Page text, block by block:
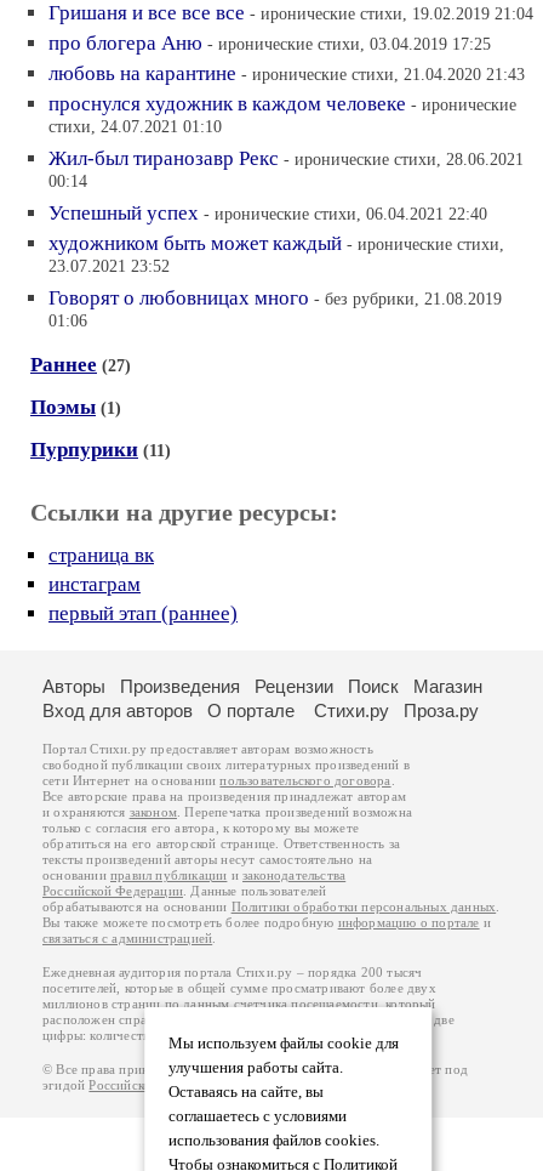
Гришаня и все все все - иронические стихи, 19.02.2019 21:04
про блогера Аню - иронические стихи, 03.04.2019 17:25
любовь на карантине - иронические стихи, 21.04.2020 21:43
проснулся художник в каждом человеке - иронические
стихи, 24.07.2021 01:10
Жил-был тиранозавр Рекс - иронические стихи, 28.06.2021
00:14
Успешный успех - иронические стихи, 06.04.2021 22:40
художником быть может каждый - иронические стихи,
23.07.2021 23:52
Говорят о любовницах много - без рубрики, 21.08.2019
01:06
Раннее (27)
Поэмы (1)
Пурпурики (11)
Ссылки на другие ресурсы:
страница вк
инстаграм
первый этап (раннее)
Мы используем файлы cookie для
улучшения работы сайта.
Оставаясь на сайте, вы
соглашаетесь с условиями
использования файлов cookies.
Чтобы ознакомиться с Политикой
Авторы Произведения Рецензии Поиск
Магазин
Вход для авторов
О портале Стихи.ру Проза.ру
Портал Стихи.ру предоставляет авторам возможность
свободной публикации своих литературных произведений в
сети Интернет на основаниипользовательского договора
Все авторские права на произведения принадлежат авторам
и охраняются законом . Перепечатка произведений возможна
только с согласия его автора, к которому вы можете
обратиться на его авторской странице. Ответственность за
тексты произведений авторы несут самостоятельно на
основанииправил публикации изаконодательства
Российской Федерации . Данные пользователей
обрабатываются на основании Политики обработки персональных данных
Вы также можете посмотреть более подробную информацию о портале и
связаться с администрацией
Ежедневная аудитория портала Стихи.ру – порядка 200 тысяч
посетителей, которые в общей сумме просматривают более двух
миллионов страниц по данным счетчика посещаемости, который
расположен справа от этого текста. В каждой графе указано по две
цифры: количество просмотров и количество посетителей.
© Все права принадлежат авторам, 2000-2026. Портал работает под
эгидойРоссийского союза писателей 18+